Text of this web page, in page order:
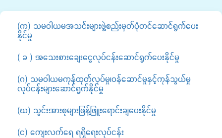
(က) သမဝါယမအသင်းများဖွဲ့စည်းမှတ်ပုံတင်ဆောင်ရွက်ပေး
နိုင်မှု
( ခ ) အသေးစားချေးငွေလုပ်ငန်းဆောင်ရွက်ပေးနိုင်မှု
(ဂ) သမဝါယမကုန်ထုတ်လုပ်မှု၊ဝန်ဆောင်မှုနှင့်ကုန်သွယ်မှု
လုပ်ငန်းများဆောင်ရွက်နိုင်မှု
(ဃ) သွင်းအားစုများဖြန့်ဖြူးရောင်းချပေးနိုင်မှု
(င) ကျေးလက်ရေ ရရှိရေးလုပ်ငန်း